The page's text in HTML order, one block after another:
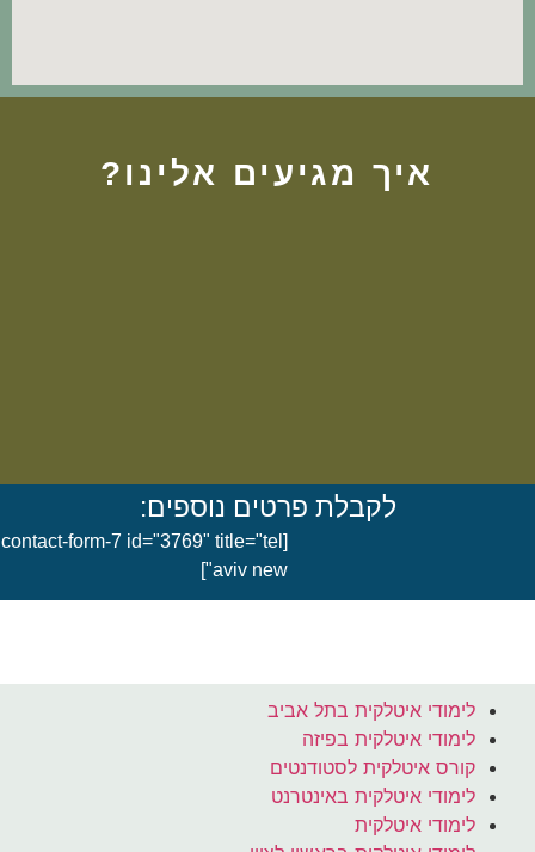
איך מגיעים אלינו?
לקבלת פרטים נוספים:
[contact-form-7 id="3769" title="tel
aviv new"]
לימודי איטלקית בתל אביב
לימודי איטלקית בפיזה
קורס איטלקית לסטודנטים
לימודי איטלקית באינטרנט
לימודי איטלקית